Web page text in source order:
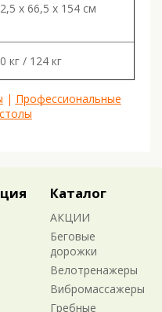
х 66,5 х 154 см
кг / 124 кг
| Профессиональные
Каталог
АКЦИИ
Беговые
дорожки
Велотренажеры
Вибромассажеры
Гребные